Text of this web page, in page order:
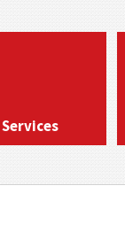
Services